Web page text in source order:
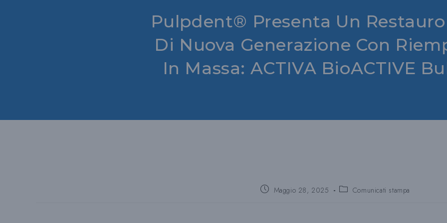
Pulpdent® Presenta Un
Di Nuova Generazione Con
In Massa: ACTIVA BioACTIVE
Post Maggio 28, 2025
Categoria
Comunicati stampa